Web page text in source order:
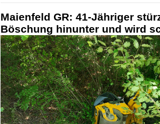
Maienfeld GR: 41-Jähriger
Böschung hinunter und wird